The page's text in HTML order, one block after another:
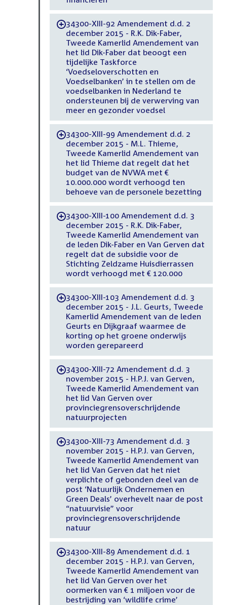
-34300-XIII-92 Amendement d.d. 2
december 2015 - R.K. Dik-Faber,
Tweede Kamerlid Amendement van
het lid Dik-Faber dat beoogt een
tijdelijke Taskforce
‘Voedseloverschotten en
Voedselbanken’ in te stellen om de
voedselbanken in Nederland te
ondersteunen bij de verwerving van
meer en gezonder voedsel
-34300-XIII-99 Amendement d.d. 2
december 2015 - M.L. Thieme,
Tweede Kamerlid Amendement van
het lid Thieme dat regelt dat het
budget van de NVWA met €
10.000.000 wordt verhoogd ten
behoeve van de personele bezetting
-34300-XIII-100 Amendement d.d. 3
december 2015 - R.K. Dik-Faber,
Tweede Kamerlid Amendement van
de leden Dik-Faber en Van Gerven dat
regelt dat de subsidie voor de
Stichting Zeldzame Huisdierrassen
wordt verhoogd met € 120.000
-34300-XIII-103 Amendement d.d. 3
december 2015 - J.L. Geurts, Tweede
Kamerlid Amendement van de leden
Geurts en Dijkgraaf waarmee de
korting op het groene onderwijs
worden gerepareerd
-34300-XIII-72 Amendement d.d. 3
november 2015 - H.P.J. van Gerven,
Tweede Kamerlid Amendement van
het lid Van Gerven over
provinciegrensoverschrijdende
natuurprojecten
-34300-XIII-73 Amendement d.d. 3
november 2015 - H.P.J. van Gerven,
Tweede Kamerlid Amendement van
het lid Van Gerven dat het niet
verplichte of gebonden deel van de
post ‘Natuurlijk Ondernemen en
Green Deals’ overhevelt naar de post
“natuurvisie” voor
provinciegrensoverschrijdende
natuur
-34300-XIII-89 Amendement d.d. 1
december 2015 - H.P.J. van Gerven,
Tweede Kamerlid Amendement van
het lid Van Gerven over het
oormerken van € 1 miljoen voor de
bestrijding van ‘wildlife crime’